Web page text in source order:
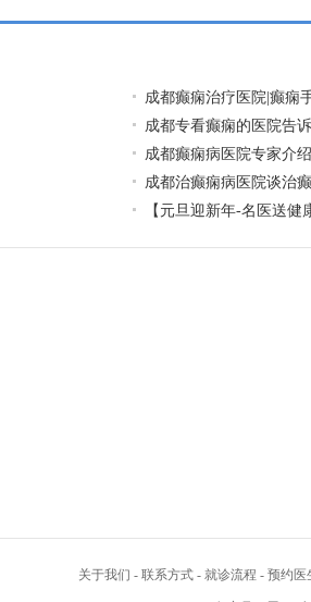
成都癫痫治疗医院|癫痫
成都专看癫痫的医院告
成都癫痫病医院专家介
成都治癫痫病医院谈治
【元旦迎新年-名医送健
关于我们 - 联系方式 - 就诊流程 - 预约医